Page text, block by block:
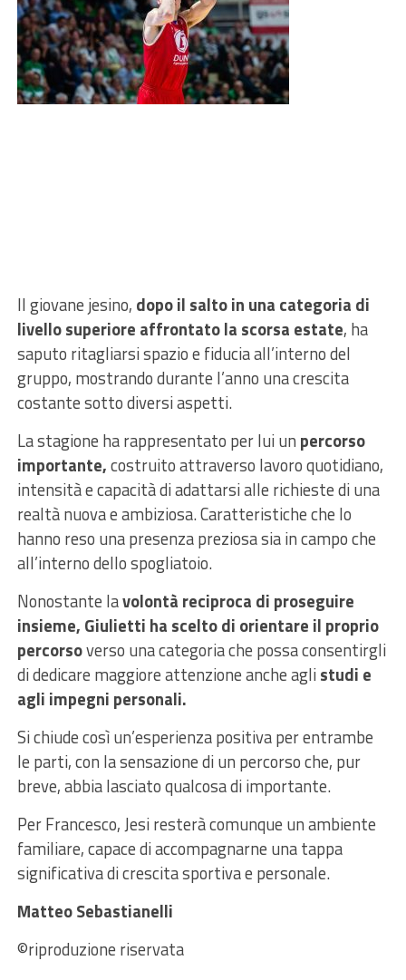
Il giovane jesino, dopo il salto in una categoria di
livello superiore affrontato la scorsa estate, ha
saputo ritagliarsi spazio e fiducia all’interno del
gruppo, mostrando durante l’anno una crescita
costante sotto diversi aspetti.
La stagione ha rappresentato per lui un percorso
importante,costruito attraverso lavoro quotidiano,
intensità e capacità di adattarsi alle richieste di una
realtà nuova e ambiziosa. Caratteristiche che lo
hanno reso una presenza preziosa sia in campo che
all’interno dello spogliatoio.
Nonostante lavolontà reciproca di proseguire
insieme, Giulietti ha scelto di orientare il proprio
percorsoverso una categoria che possa consentirgli
di dedicare maggiore attenzione anche aglistudi e
agli impegni personali.
Si chiude così un’esperienza positiva per entrambe
le parti, con la sensazione di un percorso che, pur
breve, abbia lasciato qualcosa di importante.
Per Francesco, Jesi resterà comunque un ambiente
familiare, capace di accompagnarne una tappa
significativa di crescita sportiva e personale.
Matteo Sebastianelli
©riproduzione riservata